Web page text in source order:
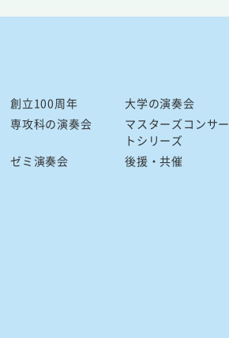
創立100周年
大学の演奏会
専攻科の演奏会
マスターズコンサー
トシリーズ
ゼミ演奏会
後援・共催